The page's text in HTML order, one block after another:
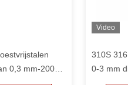
0,3 mm-200
Video
310S
0-3 mm